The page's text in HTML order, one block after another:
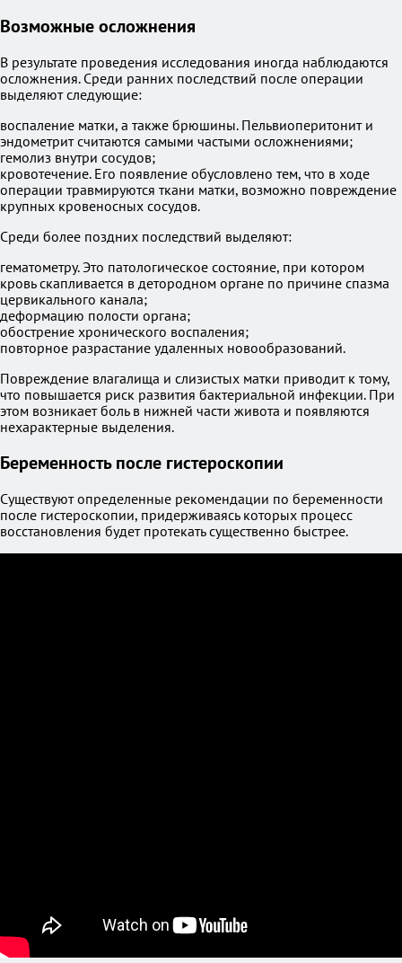
Возможные осложнения
В результате проведения исследования иногда наблюдаются
осложнения. Среди ранних последствий после операции
выделяют следующие:
воспаление матки, а также брюшины. Пельвиоперитонит и
эндометрит считаются самыми частыми осложнениями;
гемолиз внутри сосудов;
кровотечение. Его появление обусловлено тем, что в ходе
операции травмируются ткани матки, возможно повреждение
крупных кровеносных сосудов.
Среди более поздних последствий выделяют:
гематометру. Это патологическое состояние, при котором
кровь скапливается в детородном органе по причине спазма
цервикального канала;
деформацию полости органа;
обострение хронического воспаления;
повторное разрастание удаленных новообразований.
Повреждение влагалища и слизистых матки приводит к тому,
что повышается риск развития бактериальной инфекции. При
этом возникает боль в нижней части живота и появляются
нехарактерные выделения.
Беременность после гистероскопии
Существуют определенные рекомендации по беременности
после гистероскопии, придерживаясь которых процесс
восстановления будет протекать существенно быстрее.